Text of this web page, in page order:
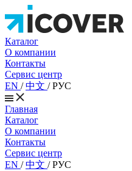
Каталог
О компании
Контакты
Сервис центр
EN /中文 /РУС
Главная
Каталог
О компании
Контакты
Сервис центр
EN /中文 /РУС